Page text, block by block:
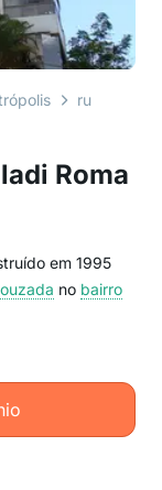
Roma
em 1995
no bairro
rua reis